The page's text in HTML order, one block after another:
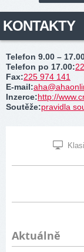
KONTAKTY
Telefon 9.00 –
Telefon po 17.00:
Fax:225 974 141
E-mail:
Inzerce:http://
Soutěže:pravidla
Aktuálně